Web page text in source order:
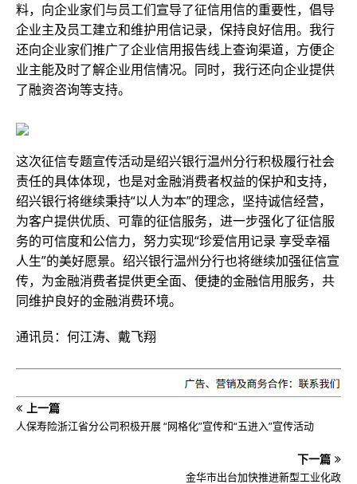
料，向企业家们与员工们宣导了征信用信的重要性，倡导
企业主及员工建立和维护用信记录，保持良好信用。我行
还向企业家们推广了企业信用报告线上查询渠道，方便企
业主能及时了解企业用信情况。同时，我行还向企业提供
了融资咨询等支持。
这次征信专题宣传活动是绍兴银行温州分行积极履行社会
责任的具体体现，也是对金融消费者权益的保护和支持，
绍兴银行将继续秉持“以人为本”的理念，坚持诚信经营，
为客户提供优质、可靠的征信服务，进一步强化了征信服
务的可信度和公信力，努力实现“珍爱信用记录 享受幸福
人生”的美好愿景。绍兴银行温州分行也将继续加强征信宣
传，为金融消费者提供更全面、便捷的金融信用服务，共
同维护良好的金融消费环境。
通讯员：何江涛、戴飞翔
上一篇
人保寿险浙江省分公司积极开展 “网格化”宣传和“五进入”宣传活动
下一篇
金华市出台加快推进新型工业化政